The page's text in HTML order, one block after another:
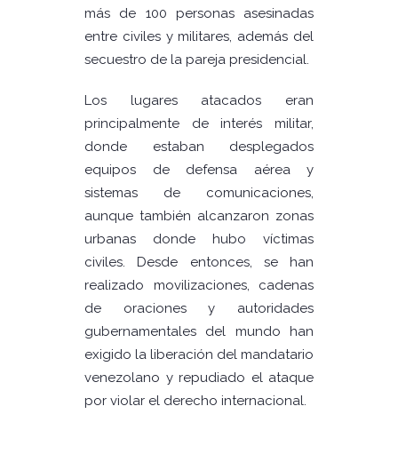
más de 100 personas asesinadas
entre civiles y militares, además del
secuestro de la pareja presidencial.
Los lugares atacados eran
principalmente de interés militar,
donde estaban desplegados
equipos de defensa aérea y
sistemas de comunicaciones,
aunque también alcanzaron zonas
urbanas donde hubo víctimas
civiles. Desde entonces, se han
realizado movilizaciones, cadenas
de oraciones y autoridades
gubernamentales del mundo han
exigido la liberación del mandatario
venezolano y repudiado el ataque
por violar el derecho internacional.